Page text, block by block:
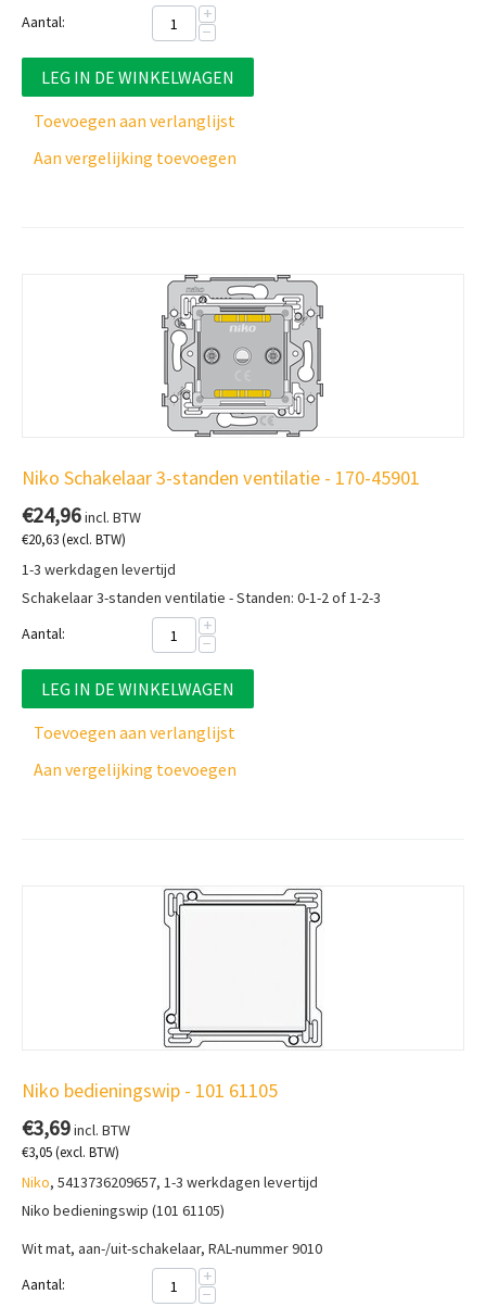
Aantal:
+
−
LEG IN DE WINKELWAGEN
Toevoegen aan verlanglijst
Aan vergelijking toevoegen
Niko Schakelaar 3-standen ventilatie - 170-45901
€24,96incl. BTW
€20,63(excl. BTW)
1-3 werkdagen levertijd
Schakelaar 3-standen ventilatie - Standen: 0-1-2 of 1-2-3
Aantal:
+
−
LEG IN DE WINKELWAGEN
Toevoegen aan verlanglijst
Aan vergelijking toevoegen
Niko bedieningswip - 101 61105
€3,69incl. BTW
€3,05(excl. BTW)
Niko, 5413736209657, 1-3 werkdagen levertijd
Niko bedieningswip (101 61105)
Wit mat, aan-/uit-schakelaar, RAL-nummer 9010
Aantal:
+
−